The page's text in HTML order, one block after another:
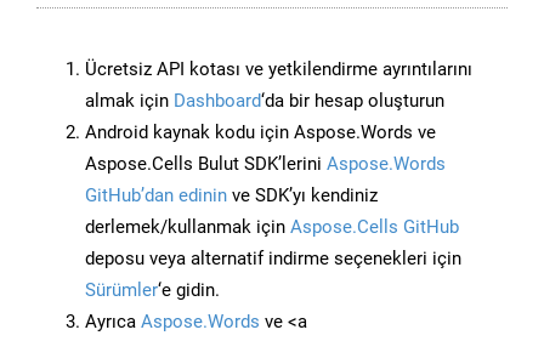
Ücretsiz API kotası ve yetkilendirme ayrıntılarını
almak için Dashboard‘da bir hesap oluşturun
Android kaynak kodu için Aspose.Words ve
Aspose.Cells Bulut SDK’lerini Aspose.Words
GitHub’dan edinin ve SDK’yı kendiniz
derlemek/kullanmak için Aspose.Cells GitHub
deposu veya alternatif indirme seçenekleri için
Sürümler‘e gidin.
Ayrıca Aspose.Words ve <a